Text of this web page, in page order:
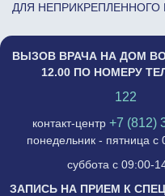
ДЛЯ НЕПРИКРЕПЛЕННОГО
ВЫЗОВ ВРАЧА НА ДОМ
12.00 ПО НОМЕРУ
122
контакт-центр +7 (812)
понедельник - пятница с
суббота с 09:00-
ЗАПИСЬ НА ПРИЕМ К